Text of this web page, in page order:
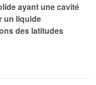
ayant une cavité
un liquide
des latitudes